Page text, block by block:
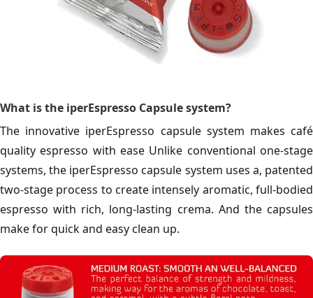
What is the iperEspresso Capsule system?
The innovative iperEspresso capsule system makes café
quality espresso with ease Unlike conventional one-stage
systems, the iperEspresso capsule system uses a, patented
two-stage process to create intensely aromatic, full-bodied
espresso with rich, long-lasting crema. And the capsules
make for quick and easy clean up.